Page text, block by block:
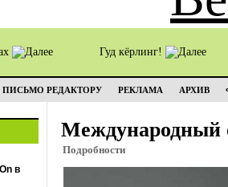
Гуд кёрлинг!
ПИСЬМО РЕДАКТОРУ РЕКЛАМА АРХИВ
в
Международный
Подробности